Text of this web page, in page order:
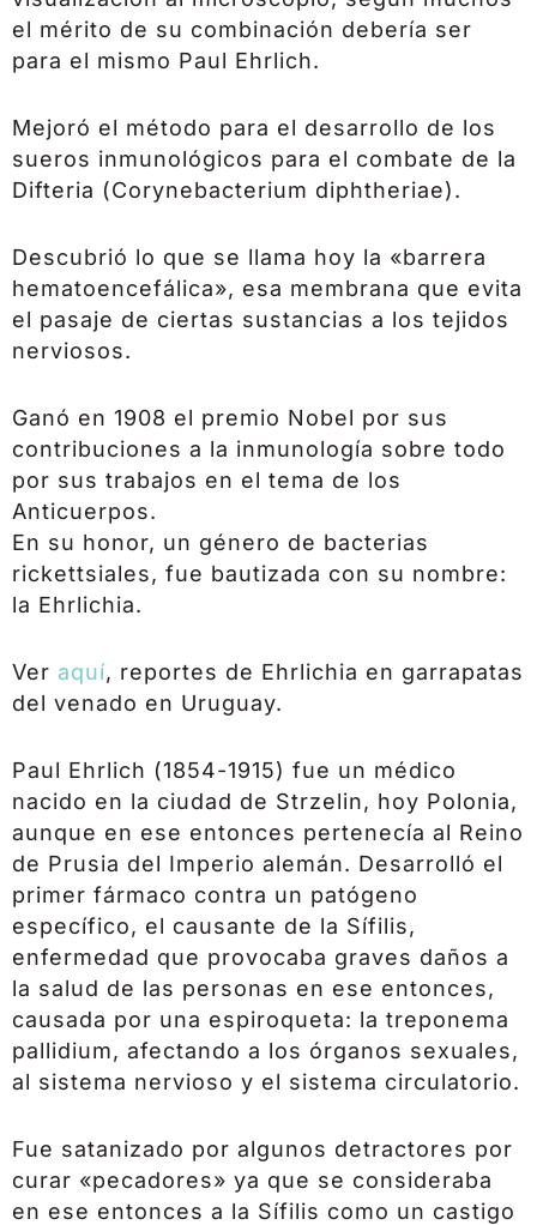
el mérito de su combinación debería ser
para el mismo Paul Ehrlich.
Mejoró el método para el desarrollo de los
sueros inmunológicos para el combate de la
Difteria (Corynebacterium diphtheriae).
Descubrió lo que se llama hoy la «barrera
hematoencefálica», esa membrana que evita
el pasaje de ciertas sustancias a los tejidos
nerviosos.
Ganó en 1908 el premio Nobel por sus
contribuciones a la inmunología sobre todo
por sus trabajos en el tema de los
Anticuerpos.
En su honor, un género de bacterias
rickettsiales, fue bautizada con su nombre:
la Ehrlichia.
Ver aquí, reportes de Ehrlichia en garrapatas
del venado en Uruguay.
Paul Ehrlich (1854-1915) fue un médico
nacido en la ciudad de Strzelin, hoy Polonia,
aunque en ese entonces pertenecía al Reino
de Prusia del Imperio alemán. Desarrolló el
primer fármaco contra un patógeno
específico, el causante de la Sífilis,
enfermedad que provocaba graves daños a
la salud de las personas en ese entonces,
causada por una espiroqueta: la treponema
pallidium, afectando a los órganos sexuales,
al sistema nervioso y el sistema circulatorio.
Fue satanizado por algunos detractores por
curar «pecadores» ya que se consideraba
en ese entonces a la Sífilis como un castigo